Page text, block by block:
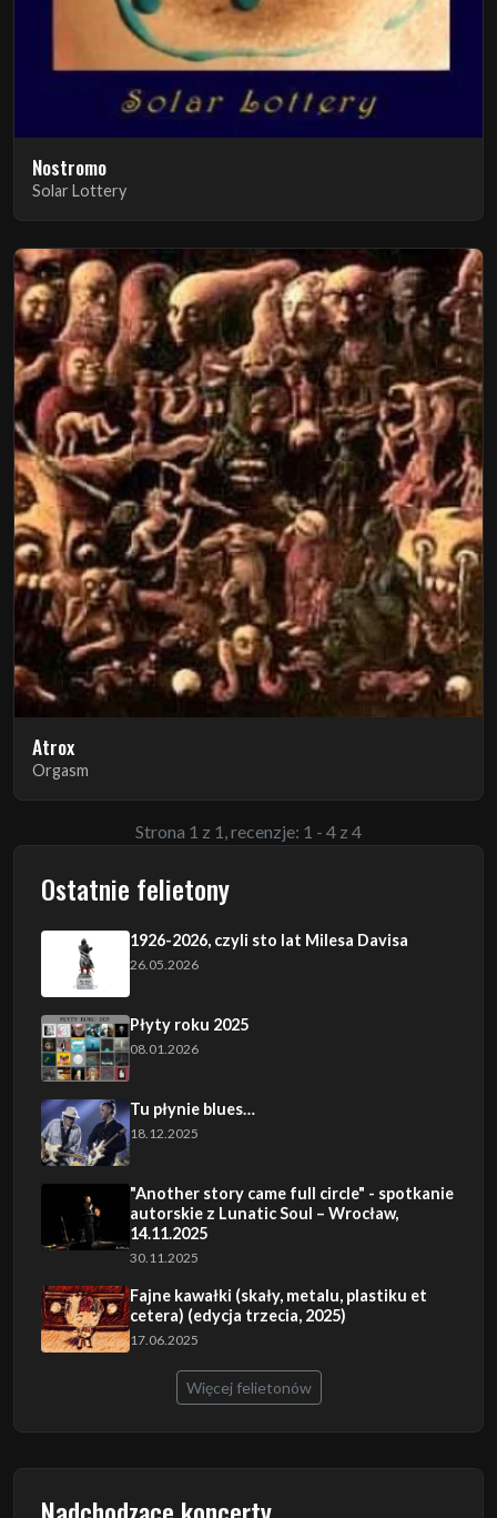
Nostromo
Solar Lottery
Atrox
Orgasm
Strona 1 z 1, recenzje: 1 - 4 z 4
Ostatnie felietony
1926-2026, czyli sto lat Milesa Davisa
26.05.2026
Płyty roku 2025
08.01.2026
Tu płynie blues…
18.12.2025
"Another story came full circle" - spotkanie
autorskie z Lunatic Soul – Wrocław,
14.11.2025
30.11.2025
Fajne kawałki (skały, metalu, plastiku et
cetera) (edycja trzecia, 2025)
17.06.2025
Więcej felietonów